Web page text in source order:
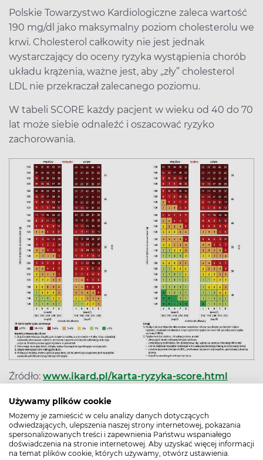
Używamy plików cookie
Możemy je zamieścić w celu analizy danych dotyczących
odwiedzających, ulepszenia naszej strony internetowej, pokazania
spersonalizowanych treści i zapewnienia Państwu wspaniałego
doświadczenia na stronie internetowej. Aby uzyskać więcej informacji
na temat plików cookie, których używamy, otwórz ustawienia.
Polskie Towarzystwo Kardiologiczne zaleca wartość
190 mg/dl jako maksymalny poziom cholesterolu we
krwi. Cholesterol całkowity nie jest jednak
wystarczający do oceny ryzyka wystąpienia chorób
układu krążenia, ważne jest, aby „zły” cholesterol
LDL nie przekraczał zalecanego poziomu.
W tabeli SCORE każdy pacjent w wieku od 40 do 70
lat może siebie odnaleźć i oszacować ryzyko
zachorowania.
Źródło: www.ikard.pl/karta-ryzyka-score.html
Jak używać tabeli SCORE?
Znajdź wtabeli właściwej dla płci, palenia tytoniu i
wieku (należy wybrać wiek gdzie „jest bliżej”), a
następnie–w jej obrębie–kratkę, która najbardziej